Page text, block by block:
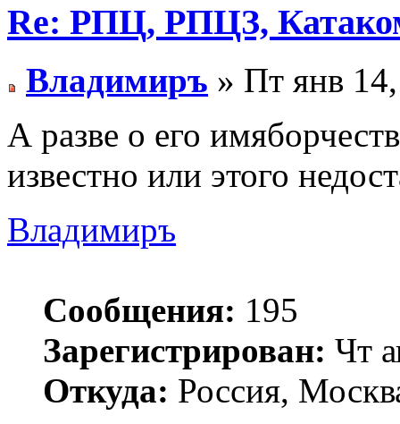
Re: РПЦ, РПЦЗ,
Владимиръ » Пт янв
А разве о его
известно или этого
Владимиръ
Сообщения: 195
Зарегистрирован: Чт
Откуда: Россия,